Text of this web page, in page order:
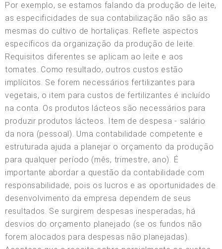
Por exemplo, se estamos falando da produção de leite,
as especificidades de sua contabilização não são as
mesmas do cultivo de hortaliças. Reflete aspectos
específicos da organização da produção de leite.
Requisitos diferentes se aplicam ao leite e aos
tomates. Como resultado, outros custos estão
implícitos. Se forem necessários fertilizantes para
vegetais, o item para custos de fertilizantes é incluído
na conta. Os produtos lácteos são necessários para
produzir produtos lácteos. Item de despesa - salário
da nora (pessoal). Uma contabilidade competente e
estruturada ajuda a planejar o orçamento da produção
para qualquer período (mês, trimestre, ano). É
importante abordar a questão da contabilidade com
responsabilidade, pois os lucros e as oportunidades de
desenvolvimento da empresa dependem de seus
resultados. Se surgirem despesas inesperadas, há
desvios do orçamento planejado (se os fundos não
forem alocados para despesas não planejadas).